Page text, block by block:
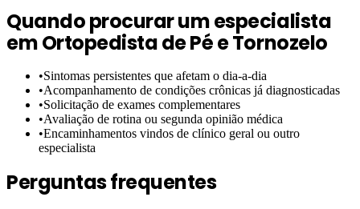
Quando procurar um especialista
emOrtopedista de Pé e Tornozelo
•Sintomas persistentes que afetam o dia-a-dia
•Acompanhamento de condições crônicas já diagnosticadas
•Solicitação de exames complementares
•Avaliação de rotina ou segunda opinião médica
•Encaminhamentos vindos de clínico geral ou outro
especialista
Perguntas frequentes